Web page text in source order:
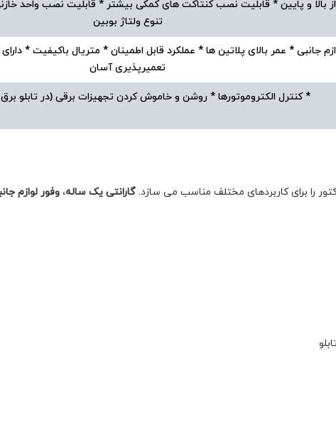
بالا و پایین * قابلیت نصب کنتاکت های کمکی بیشتر * قابلیت نصب واحد
تنوع ولتاژ بوبین
جانبی * عمر بالای پلاتین ها * عملکرد قابل اطمینان * متریال باکیفیت *
تعمیرپذیری آسان
* کنترل الکتروموتورها * روشن و خاموش کردن تجهیزات برقی (در تابلو
را برای کاربردهای مختلف مناسب می سازد. گارانتی یک ساله، وفور لوازم